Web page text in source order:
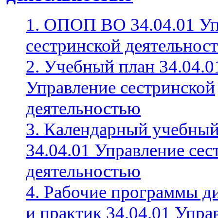
1. ОПОП ВО 34.04.01
сестринской
2. Учебный план
Управление сестринской
деятельностью
3. Календарный
34.04.01 Управление
деятельностью
4. Рабочие программы
и практик 34.04.01